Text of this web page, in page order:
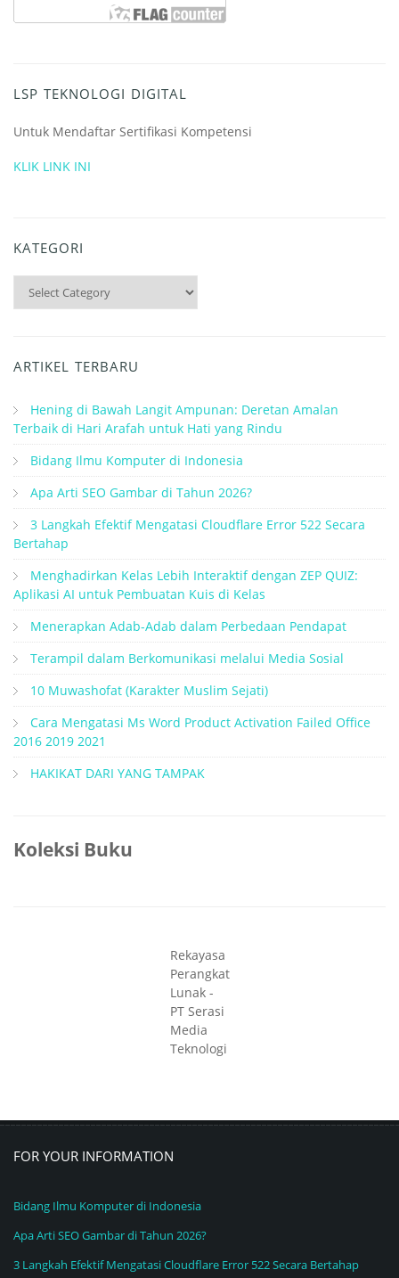
LSP TEKNOLOGI DIGITAL
Untuk Mendaftar Sertifikasi Kompetensi
KLIK LINK INI
KATEGORI
Kategori
ARTIKEL TERBARU
Hening di Bawah Langit Ampunan: Deretan Amalan
Terbaik di Hari Arafah untuk Hati yang Rindu
Bidang Ilmu Komputer di Indonesia
Apa Arti SEO Gambar di Tahun 2026?
3 Langkah Efektif Mengatasi Cloudflare Error 522 Secara
Bertahap
Menghadirkan Kelas Lebih Interaktif dengan ZEP QUIZ:
Aplikasi AI untuk Pembuatan Kuis di Kelas
Menerapkan Adab-Adab dalam Perbedaan Pendapat
Terampil dalam Berkomunikasi melalui Media Sosial
10 Muwashofat (Karakter Muslim Sejati)
Cara Mengatasi Ms Word Product Activation Failed Office
2016 2019 2021
HAKIKAT DARI YANG TAMPAK
Koleksi Buku
Rekayasa
Perangkat
Lunak -
PT Serasi
Media
Teknologi
FOR YOUR INFORMATION
Bidang Ilmu Komputer di Indonesia
Apa Arti SEO Gambar di Tahun 2026?
3 Langkah Efektif Mengatasi Cloudflare Error 522 Secara Bertahap